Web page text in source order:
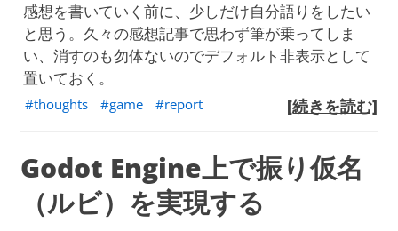
感想を書いていく前に、少しだけ自分語りをしたい
と思う。久々の感想記事で思わず筆が乗ってしま
い、消すのも勿体ないのでデフォルト非表示として
置いておく。
[続きを読む]
thoughts game report
Godot Engine上で振り仮名
（ルビ）を実現する